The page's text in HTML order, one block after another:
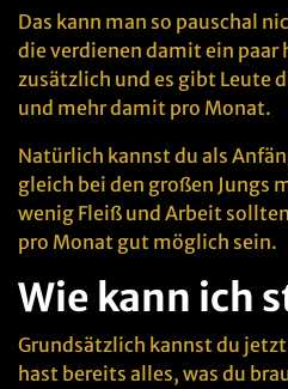
Das kann man so pauschal
die verdienen damit ein paar
zusätzlich und es gibt Leute
und mehr damit pro Monat.
Natürlich kannst du als
gleich bei den großen Jungs
wenig Fleiß und Arbeit
pro Monat gut möglich sein.
Wie kann ich
Grundsätzlich kannst du
hast bereits alles, was du